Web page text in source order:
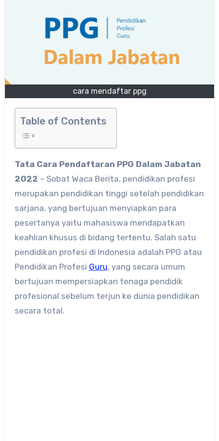
cara mendaftar ppg
Table of Contents
Tata Cara Pendaftaran PPG Dalam Jabatan
2022 – Sobat Waca Berita, pendidikan profesi
merupakan pendidikan tinggi setelah pendidikan
sarjana, yang bertujuan menyiapkan para
pesertanya yaitu mahasiswa mendapatkan
keahlian khusus di bidang tertentu. Salah satu
pendidikan profesi di Indonesia adalah PPG atau
Pendidikan Profesi Guru, yang secara umum
bertujuan mempersiapkan tenaga pendidik
profesional sebelum terjun ke dunia pendidikan
secara total.